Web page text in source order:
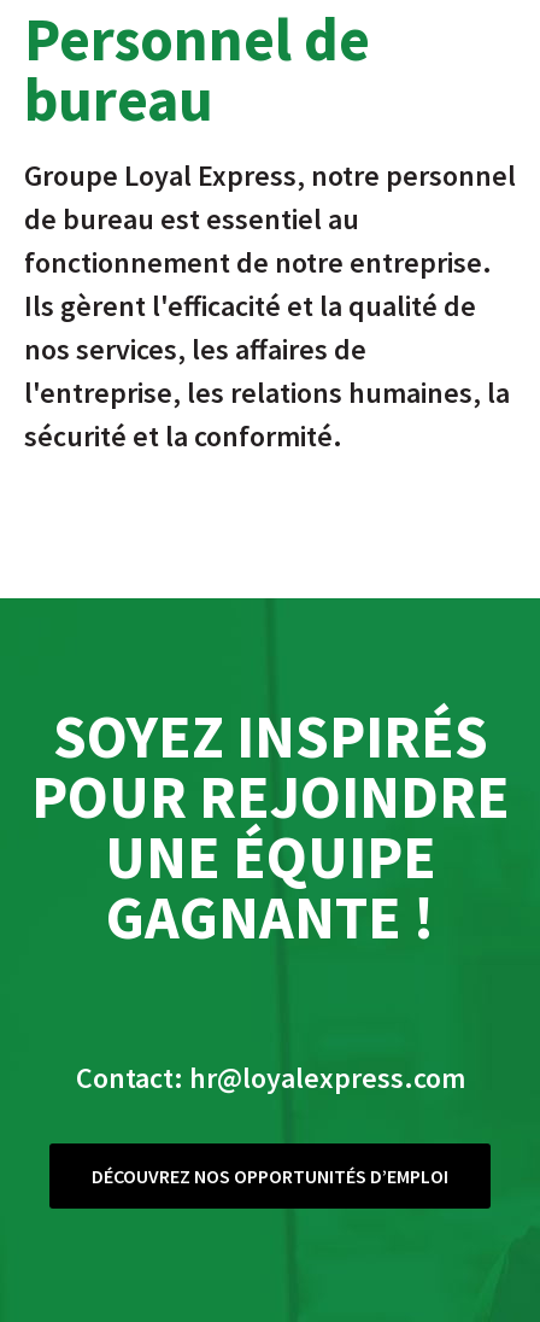
Personnel de
bureau
Groupe Loyal Express, notre personnel
de bureau est essentiel au
fonctionnement de notre entreprise.
Ils gèrent l'efficacité et la qualité de
nos services, les affaires de
l'entreprise, les relations humaines, la
sécurité et la conformité.
SOYEZ INSPIRÉS
POUR REJOINDRE
UNE ÉQUIPE
GAGNANTE !
Contact: hr@loyalexpress.com
DÉCOUVREZ NOS OPPORTUNITÉS D’EMPLOI